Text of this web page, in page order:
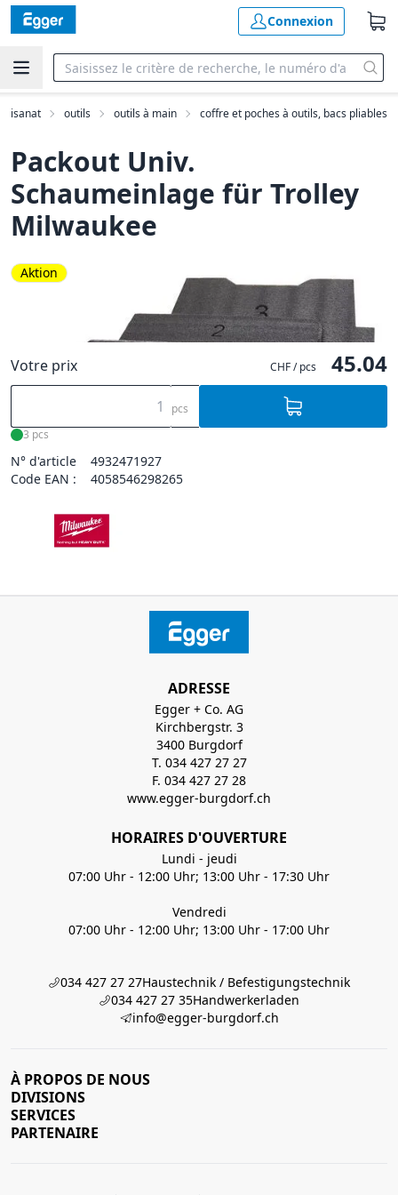
Connexion
outils outils à main coffre et poches à outils, bacs pliables
Packout Univ.
Schaumeinlage für Trolley
Milwaukee
Aktion
Votre prix CHF / pcs 45.04
pcs
3 pcs
N° d'article
4932471927
Code EAN :
4058546298265
ADRESSE
Egger + Co. AG
Kirchbergstr. 3
3400 Burgdorf
T. 034 427 27 27
F. 034 427 27 28
www.egger-burgdorf.ch
HORAIRES D'OUVERTURE
Lundi - jeudi
07:00 Uhr - 12:00 Uhr; 13:00 Uhr - 17:30 Uhr
Vendredi
07:00 Uhr - 12:00 Uhr; 13:00 Uhr - 17:00 Uhr
034 427 27 27Haustechnik / Befestigungstechnik
034 427 27 35Handwerkerladen
info@egger-burgdorf.ch
À PROPOS DE NOUS
DIVISIONS
SERVICES
PARTENAIRE